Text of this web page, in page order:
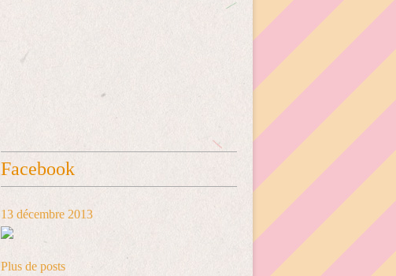
Facebook
13 décembre 2013
Plus de posts